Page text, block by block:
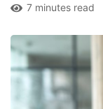
7 minutes read